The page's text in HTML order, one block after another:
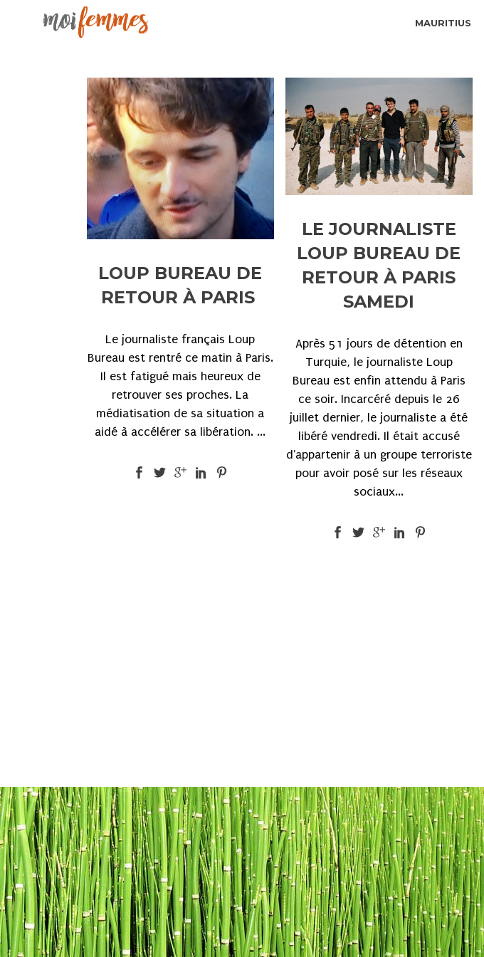
MAURITIUS
LOUP BUREAU DE
RETOUR À PARIS
Le journaliste français Loup
Bureau est rentré ce matin à Paris.
Il est fatigué mais heureux de
retrouver ses proches. La
médiatisation de sa situation a
aidé à accélérer sa libération. ...
LE JOURNALISTE
LOUP BUREAU DE
RETOUR À PARIS
SAMEDI
Après 51 jours de détention en
Turquie, le journaliste Loup
Bureau est enfin attendu à Paris
ce soir. Incarcéré depuis le 26
juillet dernier, le journaliste a été
libéré vendredi. Il était accusé
d'appartenir à un groupe terroriste
pour avoir posé sur les réseaux
sociaux...